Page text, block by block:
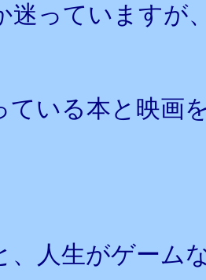
迷っていますが
ている本と映画
、人生がゲーム